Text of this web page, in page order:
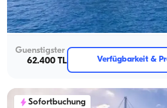
Mit Kapitaen
Gulet
Segeln 8 Pers. · 4 Kabine · 20.00m
Guenstigster
62.400 TL
Verfügbarkeit &
Sofortbuchung